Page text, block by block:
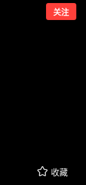
关注
收藏